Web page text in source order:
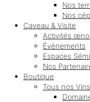
Nos
Nos
Caveau & Visite
Activités
Évènements
Espaces
Nos
Boutique
Tous nos Vins